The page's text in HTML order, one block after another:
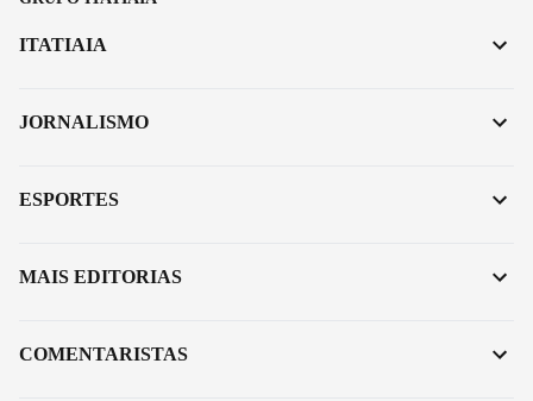
ITATIAIA
JORNALISMO
ESPORTES
MAIS EDITORIAS
COMENTARISTAS